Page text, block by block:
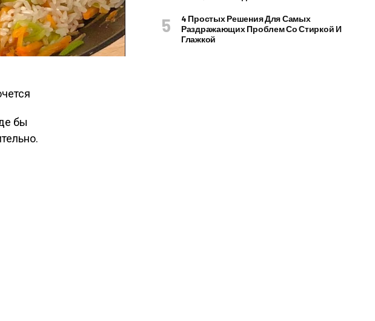
бы
4 Простых Решения Для Самых
Раздражающих Проблем Со Стиркой И
Глажкой